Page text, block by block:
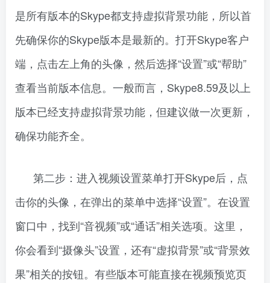
是所有版本的Skype都支持虚拟背景功能，所以首
先确保你的Skype版本是最新的。打开Skype客户
端，点击左上角的头像，然后选择“设置”或“帮助”
查看当前版本信息。一般而言，Skype8.59及以上
版本已经支持虚拟背景功能，但建议做一次更新，
确保功能齐全。
第二步：进入视频设置菜单打开Skype后，点
击你的头像，在弹出的菜单中选择“设置”。在设置
窗口中，找到“音视频”或“通话”相关选项。这里，
你会看到“摄像头”设置，还有“虚拟背景”或“背景效
果”相关的按钮。有些版本可能直接在视频预览页